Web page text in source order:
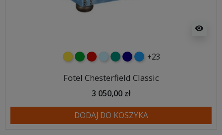
visibility
żółtyzielonyczerwony
błękitnyturkusowy
granatowy
niebieski
+23
Fotel Chesterfield Classic
3 050,00 zł
DODAJ DO KOSZYKA